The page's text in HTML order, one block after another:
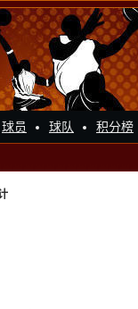
球员 球队 积分榜